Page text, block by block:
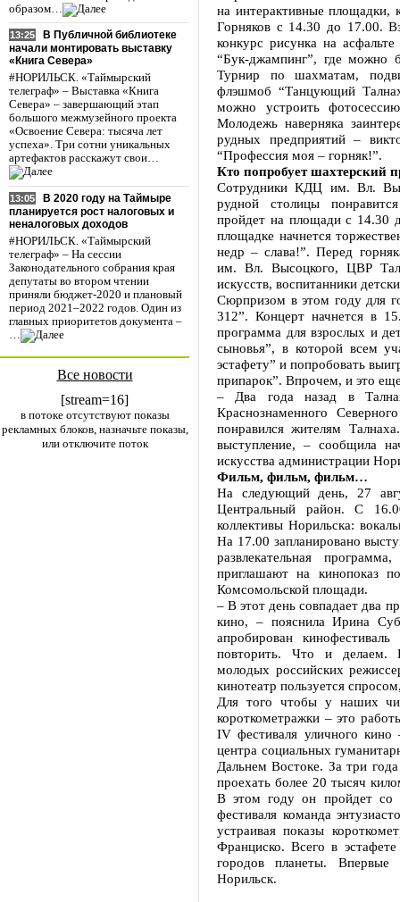
образом…
13:25
В Публичной библиотеке
начали монтировать выставку
«Книга Севера»
#НОРИЛЬСК. «Таймырский
телеграф» – Выставка «Книга
Севера» – завершающий этап
большого межмузейного проекта
«Освоение Севера: тысяча лет
успеха». Три сотни уникальных
артефактов расскажут свои…
13:05
В 2020 году на Таймыре
планируется рост налоговых и
неналоговых доходов
#НОРИЛЬСК. «Таймырский
телеграф» – На сессии
Законодательного собрания края
депутаты во втором чтении
приняли бюджет-2020 и плановый
период 2021–2022 годов. Один из
главных приоритетов документа –
…
Все новости
[stream=16]
в потоке отсутствуют показы
рекламных блоков, назначьте показы,
или отключите поток
на интерактивные площадки,
Горняков с 14.30 до 17.00.
конкурс рисунка на
“Бук-джампинг”, где можно
Турнир по шахматам,
флэшмоб “Танцующий
можно устроить
Молодежь наверняка
рудных предприятий –
“Профессия моя – горняк!”.
Кто попробует шахтерский
Сотрудники КДЦ им. Вл.
рудной столицы
пройдет на площади с 14.30
площадке начнется
недр – слава!”. Перед
им. Вл. Высоцкого, ЦВР
искусств, воспитанники
Сюрпризом в этом году для
312”. Концерт начнется в
программа для взрослых и
сыновья”, в которой всем
эстафету” и попробовать
припарок”. Впрочем, и это
– Два года назад в
Краснознаменного
понравился жителям
выступление, – сообщила
искусства администрации
Фильм, фильм, фильм…
На следующий день, 27
Центральный район. С
коллективы Норильска:
На 17.00 запланировано
развлекательная
приглашают на кинопоказ
Комсомольской площади.
– В этот день совпадает два
кино, – пояснила Ирина
апробирован
повторить. Что и делаем.
молодых российских
кинотеатр пользуется
Для того чтобы у наших
короткометражки – это
IV фестиваля уличного кино
центра социальных
Дальнем Востоке. За три
проехать более 20 тысяч
В этом году он пройдет
фестиваля команда
устраивая показы
Франциско. Всего в
городов планеты.
Норильск.